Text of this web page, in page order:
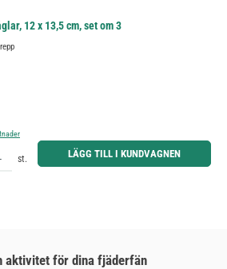
12 x 13,5 cm, set om 3
eller använd knapparna för att öka eller minska kvantiteten.
st. LÄGG TILL I KUNDVAGNEN
aktivitet för dina fjäderfän